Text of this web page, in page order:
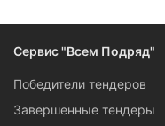
Сервис "Всем Подряд"
Победители тендеров
Завершенные тендеры